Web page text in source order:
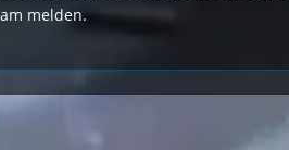
melden.